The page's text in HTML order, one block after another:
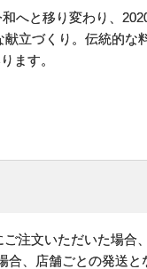
へと移り変わり、
立づくり。伝統的
ます。
注文いただいた場合
、店舗ごとの発送と